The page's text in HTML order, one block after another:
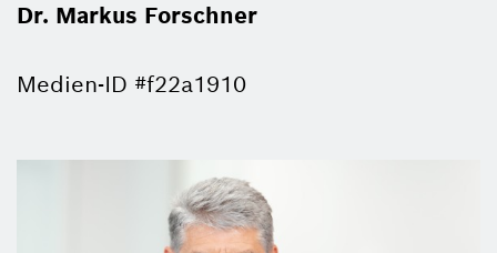
Dr. Markus Forschner
Medien-ID #f22a1910